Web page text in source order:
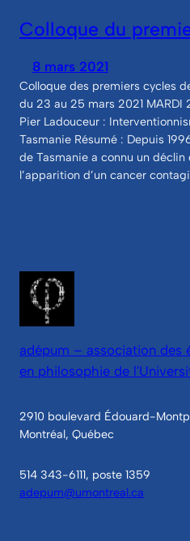
Colloque du
8 mars 2021
Colloque des premiers cycles
du 23 au 25 mars 2021 MARDI
Pier Ladouceur :
Tasmanie Résumé : Depuis
de Tasmanie a connu un déclin
l’apparition d’un cancer
adépum – association des
en philosophie de
2910 boulevard Édouard-
Montréal, Québec
514 343-6111, poste 1359
adepum@umontreal.ca